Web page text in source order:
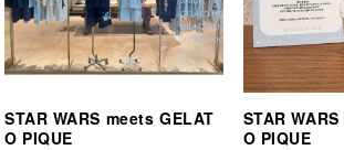
STAR WARS meets GELAT
O PIQUE
STAR
O PIQUE